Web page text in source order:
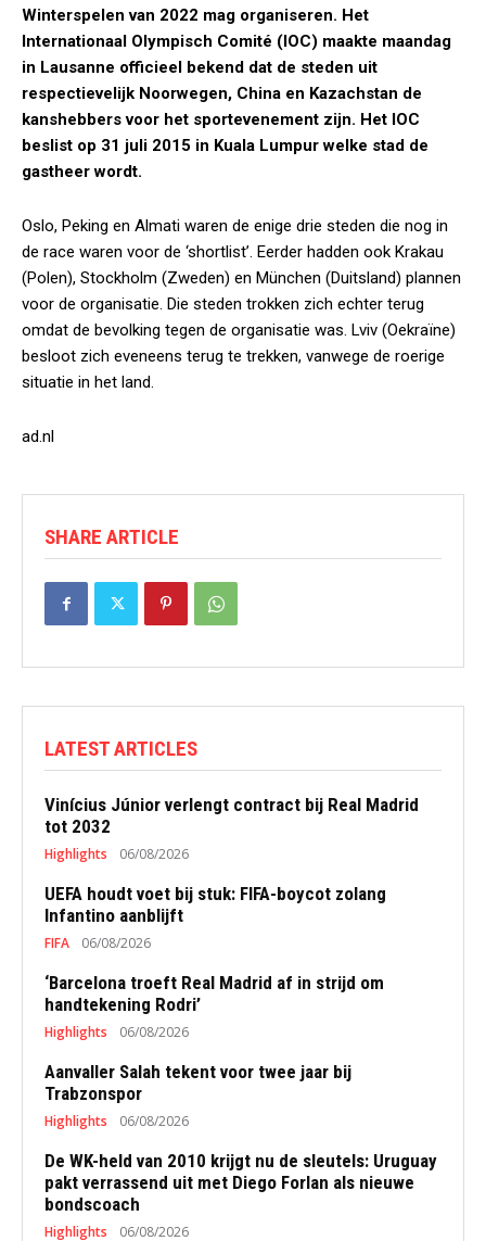
Winterspelen van 2022 mag organiseren. Het
Internationaal Olympisch Comité (IOC) maakte maandag
in Lausanne officieel bekend dat de steden uit
respectievelijk Noorwegen, China en Kazachstan de
kanshebbers voor het sportevenement zijn. Het IOC
beslist op 31 juli 2015 in Kuala Lumpur welke stad de
gastheer wordt.
Oslo, Peking en Almati waren de enige drie steden die nog in
de race waren voor de ‘shortlist’. Eerder hadden ook Krakau
(Polen), Stockholm (Zweden) en München (Duitsland) plannen
voor de organisatie. Die steden trokken zich echter terug
omdat de bevolking tegen de organisatie was. Lviv (Oekraïne)
besloot zich eveneens terug te trekken, vanwege de roerige
situatie in het land.
ad.nl
SHARE ARTICLE
LATEST ARTICLES
Vinícius Júnior verlengt contract bij Real Madrid
tot 2032
Highlights 06/08/2026
UEFA houdt voet bij stuk: FIFA-boycot zolang
Infantino aanblijft
FIFA 06/08/2026
‘Barcelona troeft Real Madrid af in strijd om
handtekening Rodri’
Highlights 06/08/2026
Aanvaller Salah tekent voor twee jaar bij
Trabzonspor
Highlights 06/08/2026
De WK-held van 2010 krijgt nu de sleutels: Uruguay
pakt verrassend uit met Diego Forlan als nieuwe
bondscoach
Highlights 06/08/2026